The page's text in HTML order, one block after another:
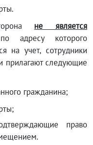
не является
адресу которого
на учет, сотрудники
следующие
гражданина;
право